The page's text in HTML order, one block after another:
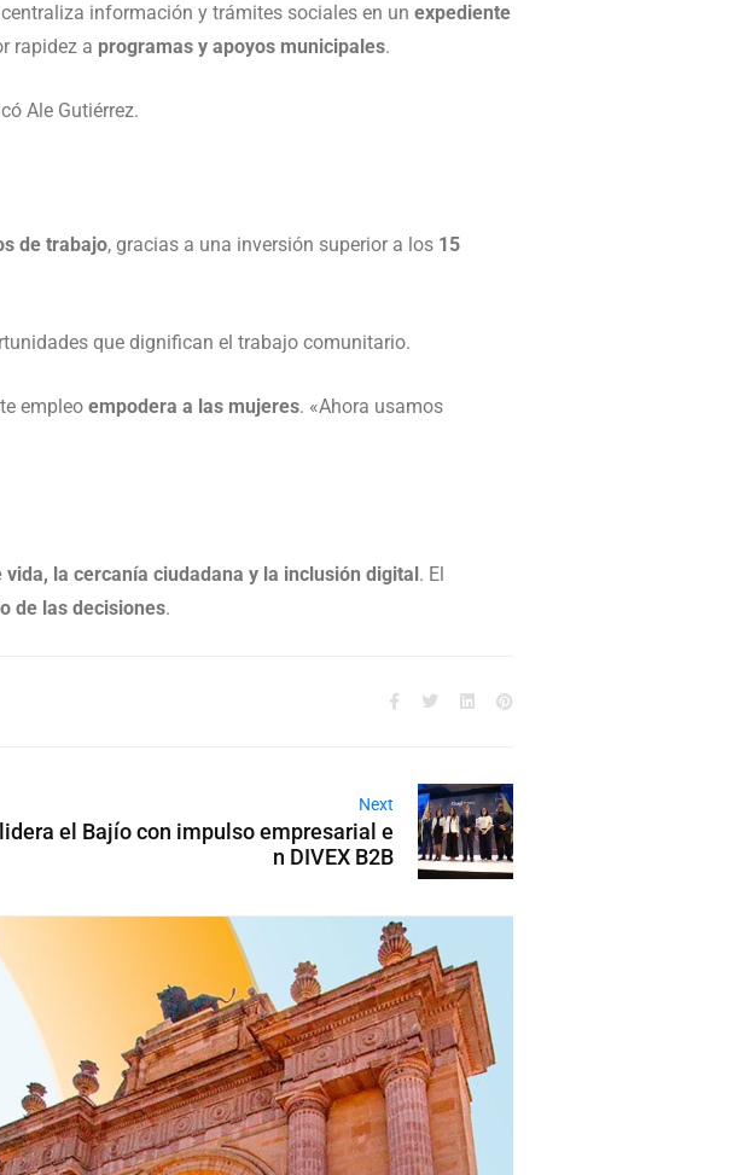
centraliza información y trámites sociales en un expediente
rapidez a programas y apoyos municipales.
Ale Gutiérrez.
de trabajo, gracias a una inversión superior a los 15
que dignifican el trabajo comunitario.
empleo empodera a las mujeres. «Ahora usamos
vida, la cercanía ciudadana y la inclusión digital. El
de las decisiones.
Next
el Bajío con impulso empresarial e
n DIVEX B2B